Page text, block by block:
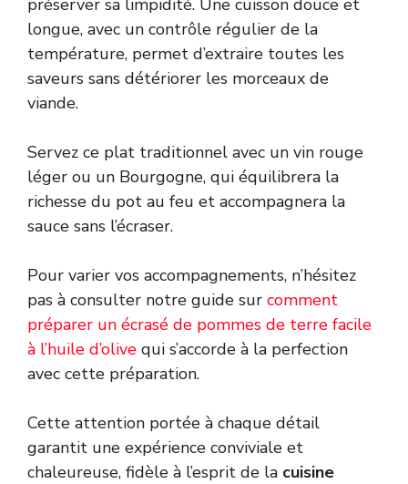
préserver sa limpidité. Une cuisson douce et
longue, avec un contrôle régulier de la
température, permet d’extraire toutes les
saveurs sans détériorer les morceaux de
viande.
Servez ce plat traditionnel avec un vin rouge
léger ou un Bourgogne, qui équilibrera la
richesse du pot au feu et accompagnera la
sauce sans l’écraser.
Pour varier vos accompagnements, n’hésitez
pas à consulter notre guide sur comment
préparer un écrasé de pommes de terre facile
à l’huile d’olive qui s’accorde à la perfection
avec cette préparation.
Cette attention portée à chaque détail
garantit une expérience conviviale et
chaleureuse, fidèle à l’esprit de la cuisine